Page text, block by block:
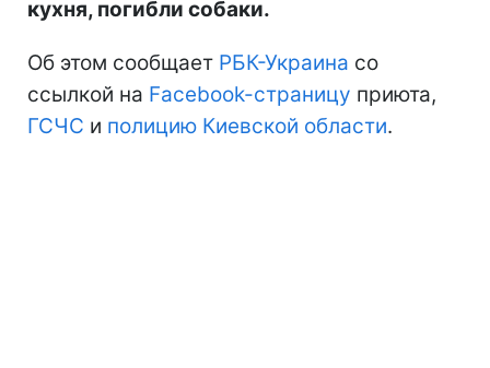
кухня, погибли собаки.
Об этом сообщает РБК-Украина со
ссылкой на Facebook-страницу приюта,
ГСЧС и полицию Киевской области.